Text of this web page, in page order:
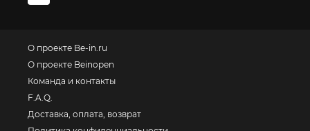
О проекте Be-in.ru
О проекте Beinopen
Команда и контакты
F.A.Q.
Доставка, оплата, возврат